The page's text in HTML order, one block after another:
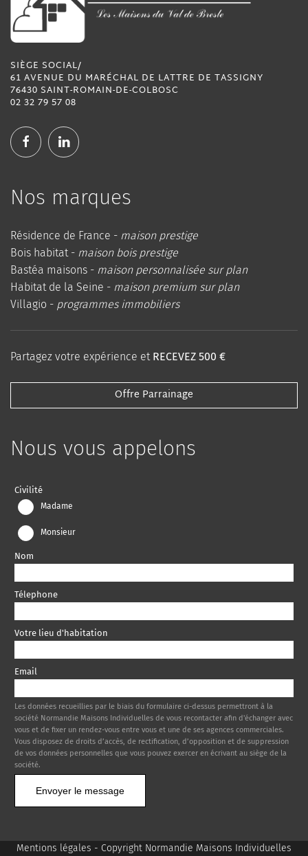
SIÈGE SOCIAL/
61 AVENUE DU MARÉCHAL DE LATTRE DE TASSIGNY
76430 SAINT-ROMAIN-DE-COLBOSC
02 32 79 57 08
Nos marques
Résidence de France - maison prestige
Bois habitat - maison bois prestige
Bastéa maisons - maison personnalisée sur plan
Habitat de la Seine - maison premium sur plan
Villagio - programmes immobiliers
Partagez votre expérience et RECEVEZ 500 €
Offre Parrainage
Nous vous appelons
Leave
this
field
blank
Civilité
Madame
Monsieur
Nom
Télephone
Votre lieu d'habitation
Email
Les données recueillies par le biais du formulaire ci-dessus permettront à la
société Normandie Maisons Individuelles de vous recontacter afin d'échanger avec
vous et de fixer un rendez-vous entre vous et une de ses agences commerciales.
Vous disposez de droits d’accès, de rectification, d’opposition et de suppression
de vos données personnelles que vous pouvez exercer en écrivant au siège de la
société.
Envoyer le message
Mentions légales - Copyright Normandie Maisons Individuelles